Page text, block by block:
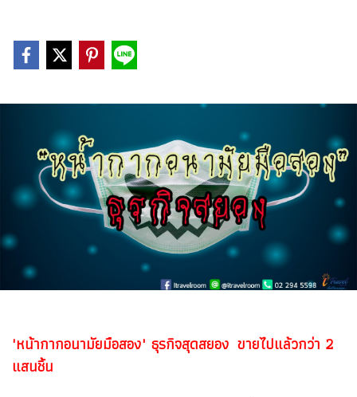
"หน้ากากอนามัยมือสอง" ธุรกิจสุดสยอง ขายไปแล้วกว่า 2
แสนชิ้น